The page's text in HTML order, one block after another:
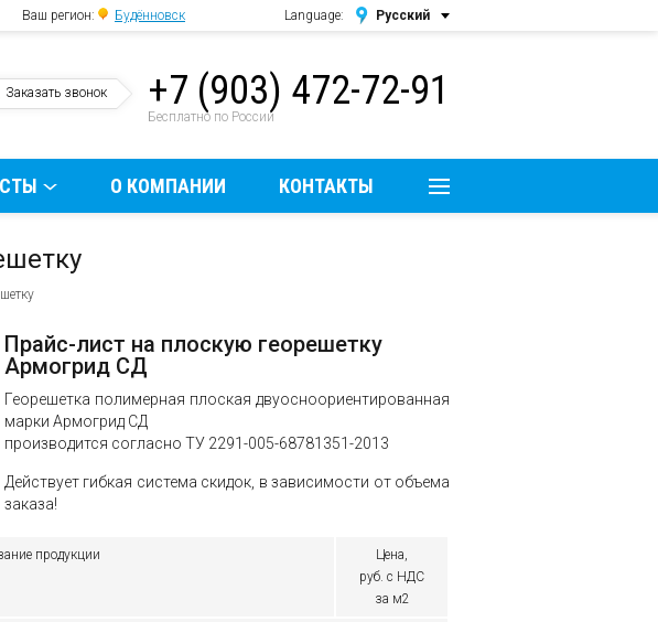
Ваш регион: Будённовск Language: Русский
English
+7 (903) 472-72-91
Бесплатно по России
Заказать звонок
О КОМПАНИИ КОНТАКТЫ
Прайс-лист на плоскую георешетку
Армогрид СД
Георешетка полимерная плоская двуосноориентированная
марки Армогрид СД
производится согласно ТУ 2291-005-68781351-2013
Действует гибкая система скидок, в зависимости от объема
заказа!
продукции
Цена,
руб. с НДС
за м2